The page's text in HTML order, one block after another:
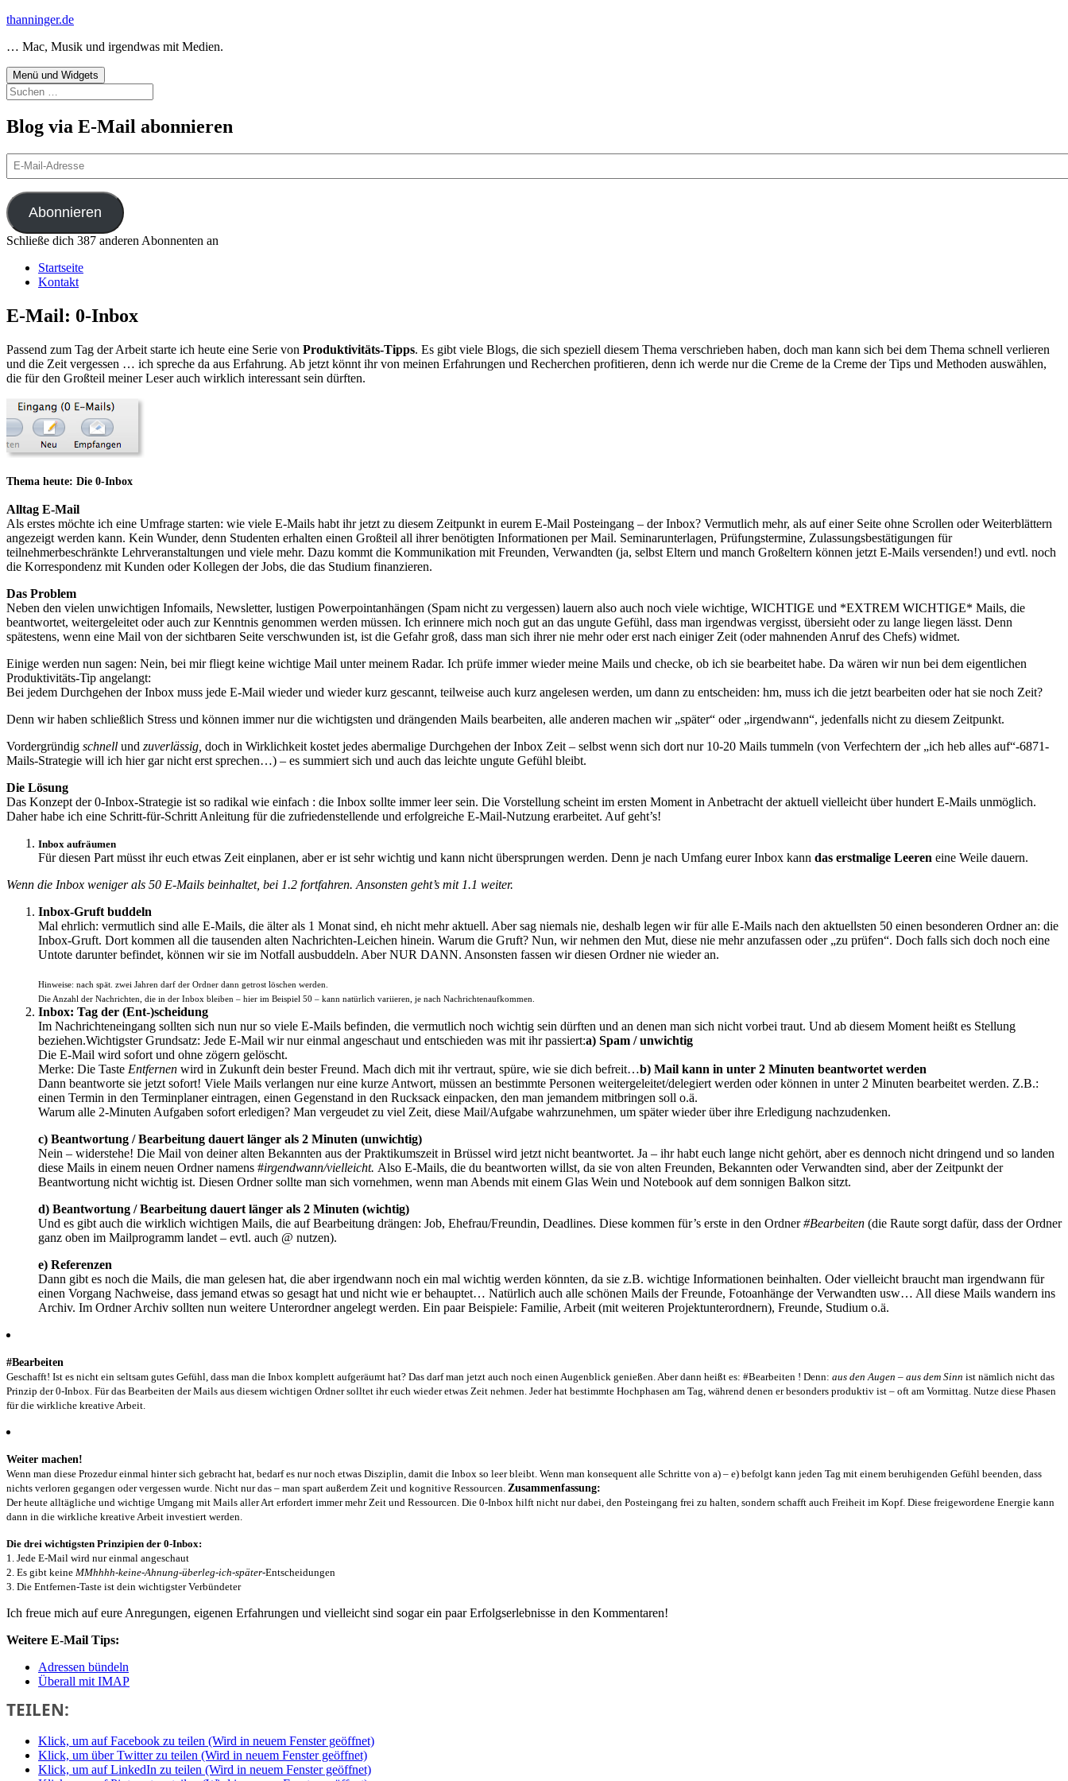
Zum
springen
thanninger.de
… Mac, Musik und irgendwas mit Medien.
Menü und Widgets
Suchen
nach:
Blog via E-Mail abonnieren
E-
Mail-
Abonnieren
Schließe dich 387 anderen Abonnenten an
Startseite
Kontakt
E-Mail: 0-Inbox
Passend zum Tag der Arbeit starte ich heute eine Serie von Produktivitäts-Tipps. Es gibt viele Blogs, die sich speziell diesem Thema verschrieben haben, doch man kann sich bei dem Thema schnell verlieren
und die Zeit vergessen … ich spreche da aus Erfahrung. Ab jetzt könnt ihr von meinen Erfahrungen und Recherchen profitieren, denn ich werde nur die Creme de la Creme der Tips und Methoden auswählen,
die für den Großteil meiner Leser auch wirklich interessant sein dürften.
Thema heute: Die 0-Inbox
Alltag E-Mail
Als erstes möchte ich eine Umfrage starten: wie viele E-Mails habt ihr jetzt zu diesem Zeitpunkt in eurem E-Mail Posteingang – der Inbox? Vermutlich mehr, als auf einer Seite ohne Scrollen oder Weiterblättern
angezeigt werden kann. Kein Wunder, denn Studenten erhalten einen Großteil all ihrer benötigten Informationen per Mail. Seminarunterlagen, Prüfungstermine, Zulassungsbestätigungen für
teilnehmerbeschränkte Lehrveranstaltungen und viele mehr. Dazu kommt die Kommunikation mit Freunden, Verwandten (ja, selbst Eltern und manch Großeltern können jetzt E-Mails versenden!) und evtl. noch
die Korrespondenz mit Kunden oder Kollegen der Jobs, die das Studium finanzieren.
Das Problem
Neben den vielen unwichtigen Infomails, Newsletter, lustigen Powerpointanhängen (Spam nicht zu vergessen) lauern also auch noch viele wichtige, WICHTIGE und *EXTREM WICHTIGE* Mails, die
beantwortet, weitergeleitet oder auch zur Kenntnis genommen werden müssen. Ich erinnere mich noch gut an das ungute Gefühl, dass man irgendwas vergisst, übersieht oder zu lange liegen lässt. Denn
spätestens, wenn eine Mail von der sichtbaren Seite verschwunden ist, ist die Gefahr groß, dass man sich ihrer nie mehr oder erst nach einiger Zeit (oder mahnenden Anruf des Chefs) widmet.
Einige werden nun sagen: Nein, bei mir fliegt keine wichtige Mail unter meinem Radar. Ich prüfe immer wieder meine Mails und checke, ob ich sie bearbeitet habe. Da wären wir nun bei dem eigentlichen
Produktivitäts-Tip angelangt:
Bei jedem Durchgehen der Inbox muss jede E-Mail wieder und wieder kurz gescannt, teilweise auch kurz angelesen werden, um dann zu entscheiden: hm, muss ich die jetzt bearbeiten oder hat sie noch Zeit?
Denn wir haben schließlich Stress und können immer nur die wichtigsten und drängenden Mails bearbeiten, alle anderen machen wir „später“ oder „irgendwann“, jedenfalls nicht zu diesem Zeitpunkt.
Vordergründig schnell und zuverlässig, doch in Wirklichkeit kostet jedes abermalige Durchgehen der Inbox Zeit – selbst wenn sich dort nur 10-20 Mails tummeln (von Verfechtern der „ich heb alles auf“-6871-
Mails-Strategie will ich hier gar nicht erst sprechen…) – es summiert sich und auch das leichte ungute Gefühl bleibt.
Die Lösung
Das Konzept der 0-Inbox-Strategie ist so radikal wie einfach : die Inbox sollte immer leer sein. Die Vorstellung scheint im ersten Moment in Anbetracht der aktuell vielleicht über hundert E-Mails unmöglich.
Daher habe ich eine Schritt-für-Schritt Anleitung für die zufriedenstellende und erfolgreiche E-Mail-Nutzung erarbeitet. Auf geht’s!
Inbox aufräumen
Für diesen Part müsst ihr euch etwas Zeit einplanen, aber er ist sehr wichtig und kann nicht übersprungen werden. Denn je nach Umfang eurer Inbox kann das erstmalige Leeren eine Weile dauern.
Wenn die Inbox weniger als 50 E-Mails beinhaltet, bei 1.2 fortfahren. Ansonsten geht’s mit 1.1 weiter.
Inbox-Gruft buddeln
Mal ehrlich: vermutlich sind alle E-Mails, die älter als 1 Monat sind, eh nicht mehr aktuell. Aber sag niemals nie, deshalb legen wir für alle E-Mails nach den aktuellsten 50 einen besonderen Ordner an: die
Inbox-Gruft. Dort kommen all die tausenden alten Nachrichten-Leichen hinein. Warum die Gruft? Nun, wir nehmen den Mut, diese nie mehr anzufassen oder „zu prüfen“. Doch falls sich doch noch eine
Untote darunter befindet, können wir sie im Notfall ausbuddeln. Aber NUR DANN. Ansonsten fassen wir diesen Ordner nie wieder an.
Hinweise: nach spät. zwei Jahren darf der Ordner dann getrost löschen werden.
Die Anzahl der Nachrichten, die in der Inbox bleiben – hier im Beispiel 50 – kann natürlich variieren, je nach Nachrichtenaufkommen.
Inbox: Tag der (Ent-)scheidung
Im Nachrichteneingang sollten sich nun nur so viele E-Mails befinden, die vermutlich noch wichtig sein dürften und an denen man sich nicht vorbei traut. Und ab diesem Moment heißt es Stellung
beziehen.Wichtigster Grundsatz: Jede E-Mail wir nur einmal angeschaut und entschieden was mit ihr passiert:a) Spam / unwichtig
Die E-Mail wird sofort und ohne zögern gelöscht.
Merke: Die Taste Entfernen wird in Zukunft dein bester Freund. Mach dich mit ihr vertraut, spüre, wie sie dich befreit…b) Mail kann in unter 2 Minuten beantwortet werden
Dann beantworte sie jetzt sofort! Viele Mails verlangen nur eine kurze Antwort, müssen an bestimmte Personen weitergeleitet/delegiert werden oder können in unter 2 Minuten bearbeitet werden. Z.B.:
einen Termin in den Terminplaner eintragen, einen Gegenstand in den Rucksack einpacken, den man jemandem mitbringen soll o.ä.
Warum alle 2-Minuten Aufgaben sofort erledigen? Man vergeudet zu viel Zeit, diese Mail/Aufgabe wahrzunehmen, um später wieder über ihre Erledigung nachzudenken.
c) Beantwortung / Bearbeitung dauert länger als 2 Minuten (unwichtig)
Nein – widerstehe! Die Mail von deiner alten Bekannten aus der Praktikumszeit in Brüssel wird jetzt nicht beantwortet. Ja – ihr habt euch lange nicht gehört, aber es dennoch nicht dringend und so landen
diese Mails in einem neuen Ordner namens #irgendwann/vielleicht. Also E-Mails, die du beantworten willst, da sie von alten Freunden, Bekannten oder Verwandten sind, aber der Zeitpunkt der
Beantwortung nicht wichtig ist. Diesen Ordner sollte man sich vornehmen, wenn man Abends mit einem Glas Wein und Notebook auf dem sonnigen Balkon sitzt.
d) Beantwortung / Bearbeitung dauert länger als 2 Minuten (wichtig)
Und es gibt auch die wirklich wichtigen Mails, die auf Bearbeitung drängen: Job, Ehefrau/Freundin, Deadlines. Diese kommen für’s erste in den Ordner#Bearbeiten (die Raute sorgt dafür, dass der Ordner
ganz oben im Mailprogramm landet – evtl. auch @ nutzen).
e) Referenzen
Dann gibt es noch die Mails, die man gelesen hat, die aber irgendwann noch ein mal wichtig werden könnten, da sie z.B. wichtige Informationen beinhalten. Oder vielleicht braucht man irgendwann für
einen Vorgang Nachweise, dass jemand etwas so gesagt hat und nicht wie er behauptet… Natürlich auch alle schönen Mails der Freunde, Fotoanhänge der Verwandten usw… All diese Mails wandern ins
Archiv. Im Ordner Archiv sollten nun weitere Unterordner angelegt werden. Ein paar Beispiele: Familie, Arbeit (mit weiteren Projektunterordnern), Freunde, Studium o.ä.
#Bearbeiten
Geschafft! Ist es nicht ein seltsam gutes Gefühl, dass man die Inbox komplett aufgeräumt hat? Das darf man jetzt auch noch einen Augenblick genießen. Aber dann heißt es: #Bearbeiten ! Denn: aus den Augen – aus dem Sinn ist nämlich nicht das
Prinzip der 0-Inbox. Für das Bearbeiten der Mails aus diesem wichtigen Ordner solltet ihr euch wieder etwas Zeit nehmen. Jeder hat bestimmte Hochphasen am Tag, während denen er besonders produktiv ist – oft am Vormittag. Nutze diese Phasen
für die wirkliche kreative Arbeit.
Weiter machen!
Wenn man diese Prozedur einmal hinter sich gebracht hat, bedarf es nur noch etwas Disziplin, damit die Inbox so leer bleibt. Wenn man konsequent alle Schritte von a) – e) befolgt kann jeden Tag mit einem beruhigenden Gefühl beenden, dass
nichts verloren gegangen oder vergessen wurde. Nicht nur das – man spart außerdem Zeit und kognitive Ressourcen. Zusammenfassung:
Der heute alltägliche und wichtige Umgang mit Mails aller Art erfordert immer mehr Zeit und Ressourcen. Die 0-Inbox hilft nicht nur dabei, den Posteingang frei zu halten, sondern schafft auch Freiheit im Kopf. Diese freigewordene Energie kann
dann in die wirkliche kreative Arbeit investiert werden.
Die drei wichtigsten Prinzipien der 0-Inbox:
1. Jede E-Mail wird nur einmal angeschaut
2. Es gibt keine MMhhhh-keine-Ahnung-überleg-ich-später-Entscheidungen
3. Die Entfernen-Taste ist dein wichtigster Verbündeter
Ich freue mich auf eure Anregungen, eigenen Erfahrungen und vielleicht sind sogar ein paar Erfolgserlebnisse in den Kommentaren!
Weitere E-Mail Tips:
Adressen bündeln
Überall mit IMAP
TEILEN:
Klick, um auf Facebook zu teilen (Wird in neuem Fenster geöffnet)
Klick, um über Twitter zu teilen (Wird in neuem Fenster geöffnet)
Klick, um auf LinkedIn zu teilen (Wird in neuem Fenster geöffnet)